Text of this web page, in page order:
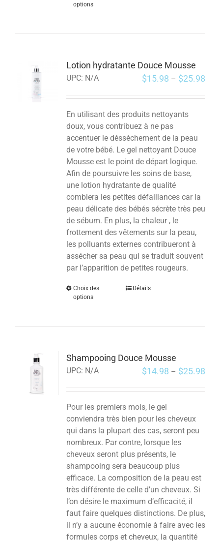
options
Lotion hydratante Douce Mousse
UPC: N/A $15.98 – $25.98
En utilisant des produits nettoyants
doux, vous contribuez à ne pas
accentuer le déssèchement de la peau
de votre bébé. Le gel nettoyant Douce
Mousse est le point de départ logique.
Afin de poursuivre les soins de base,
une lotion hydratante de qualité
comblera les petites défaillances car la
peau délicate des bébés sécrète très peu
de sébum. En plus, la chaleur , le
frottement des vêtements sur la peau,
les polluants externes contribueront à
assécher sa peau qui se traduit souvent
par l’apparition de petites rougeurs.
Choix des
options
Détails
Shampooing Douce Mousse
UPC: N/A $14.98 – $25.98
Pour les premiers mois, le gel
conviendra très bien pour les cheveux
qui dans la plupart des cas, seront peu
nombreux. Par contre, lorsque les
cheveux seront plus présents, le
shampooing sera beaucoup plus
efficace. La composition de la peau est
très différente de celle d’un cheveux. Si
l’on désire le maximum d’efficacité, il
faut faire quelques distinctions. De plus,
il n’y a aucune économie à faire avec les
formules corps et cheveux, la quantité